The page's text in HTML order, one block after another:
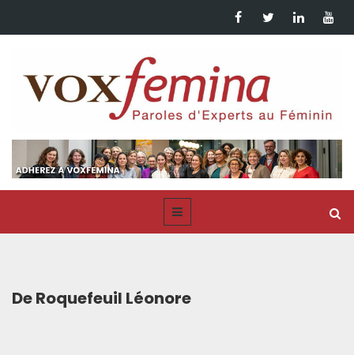
De Roquefeuil Léonore